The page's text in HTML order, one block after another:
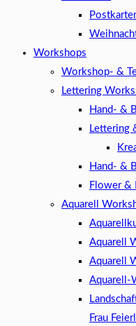
Workshops
Workshop- &
Lettering
Hand- &
Lettering
Hand- &
Flower &
Aquarell
Aquarell
Aquarell
Aquarell-
Frau